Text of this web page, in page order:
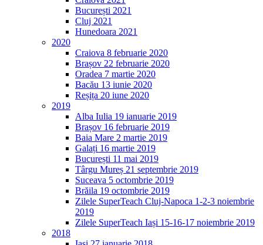
București 2021
Cluj 2021
Hunedoara 2021
2020
Craiova 8 februarie 2020
Brașov 22 februarie 2020
Oradea 7 martie 2020
Bacău 13 iunie 2020
Reșița 20 iune 2020
2019
Alba Iulia 19 ianuarie 2019
Brașov 16 februarie 2019
Baia Mare 2 martie 2019
Galați 16 martie 2019
București 11 mai 2019
Târgu Mureș 21 septembrie 2019
Suceava 5 octombrie 2019
Brăila 19 octombrie 2019
Zilele SuperTeach Cluj-Napoca 1-2-3 noiembrie
2019
Zilele SuperTeach Iași 15-16-17 noiembrie 2019
2018